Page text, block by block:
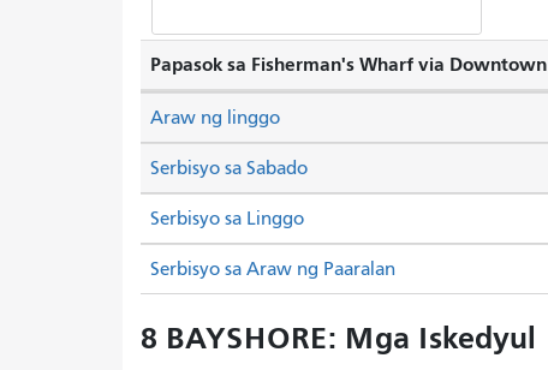
Papasok sa Fisherman's Wharf via Downtown
Serbisyo sa Sabado
Serbisyo sa Linggo
Araw ng linggo
Serbisyo sa Araw ng Paaralan
8 BAYSHORE: Mga Iskedyul